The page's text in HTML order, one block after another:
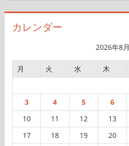
イ
カレンダー
2026年8月
月 火 水 木
3
4 5 6
10
11 12 13
17
18 19 20